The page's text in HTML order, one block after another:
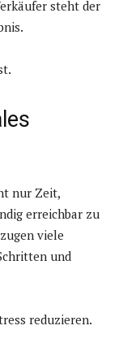
steht der
nur Zeit,
erreichbar zu
viele
und
reduzieren.